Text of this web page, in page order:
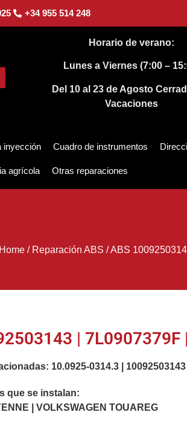
+34 955 514 248
Horario de verano:
Lunes a Viernes (7:00 –
Del 10 al 23 de Agosto
Vacaciones
inyección Cuadro de instrumentos
agrícola Otras reparaciones
Home/ Reparación ABS /ABS
| 7L0907379F
10.0925-0314.3 10092503143
que se instalan:
| VOLKSWAGEN TOUAREG